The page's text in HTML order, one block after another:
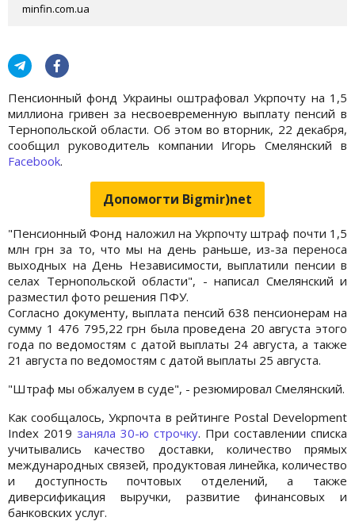
minfin.com.ua
Пенсионный фонд Украины оштрафовал Укрпочту на 1,5
миллиона гривен за несвоевременную выплату пенсий в
Тернопольской области. Об этом во вторник, 22 декабря,
сообщил руководитель компании Игорь Смелянский в
Facebook.
Допомогти Bigmir)net
"Пенсионный Фонд наложил на Укрпочту штраф почти 1,5
млн грн за то, что мы на день раньше, из-за переноса
выходных на День Независимости, выплатили пенсии в
селах Тернопольской области", - написал Смелянский и
разместил фото решения ПФУ.
Согласно документу, выплата пенсий 638 пенсионерам на
сумму 1 476 795,22 грн была проведена 20 августа этого
года по ведомостям с датой выплаты 24 августа, а также
21 августа по ведомостям с датой выплаты 25 августа.
"Штраф мы обжалуем в суде", - резюмировал Смелянский.
Как сообщалось, Укрпочта в рейтинге Postal Development
Index 2019 заняла 30-ю строчку. При составлении списка
учитывались качество доставки, количество прямых
международных связей, продуктовая линейка, количество
и доступность почтовых отделений, а также
диверсификация выручки, развитие финансовых и
банковских услуг.